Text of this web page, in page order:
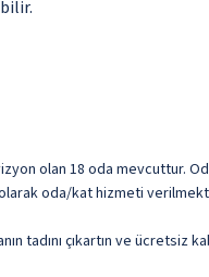
olan 18 oda mevcuttur.
oda/kat hizmeti
tadını çıkartın ve ücretsiz